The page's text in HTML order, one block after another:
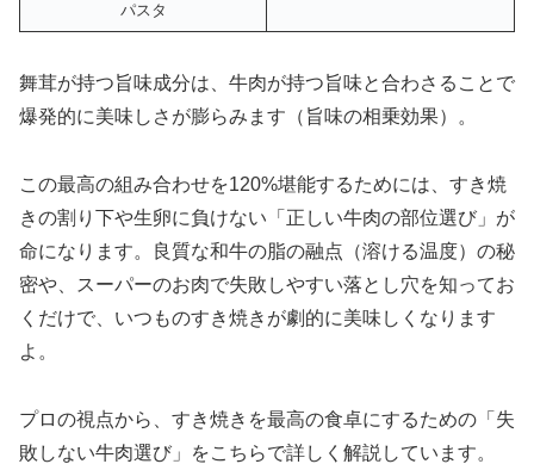
パスタ
舞茸が持つ旨味成分は、牛肉が持つ旨味と合わさることで
爆発的に美味しさが膨らみます（旨味の相乗効果）。
この最高の組み合わせを120%堪能するためには、すき焼
きの割り下や生卵に負けない「正しい牛肉の部位選び」が
命になります。良質な和牛の脂の融点（溶ける温度）の秘
密や、スーパーのお肉で失敗しやすい落とし穴を知ってお
くだけで、いつものすき焼きが劇的に美味しくなります
よ。
プロの視点から、すき焼きを最高の食卓にするための「失
敗しない牛肉選び」をこちらで詳しく解説しています。